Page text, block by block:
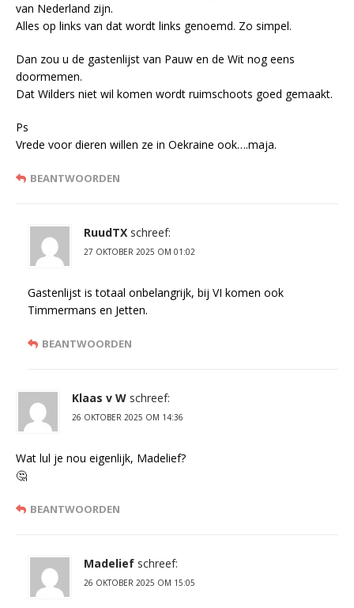
van Nederland zijn.
Alles op links van dat wordt links genoemd. Zo simpel.
Dan zou u de gastenlijst van Pauw en de Wit nog eens
doormemen.
Dat Wilders niet wil komen wordt ruimschoots goed gemaakt.
Ps
Vrede voor dieren willen ze in Oekraine ook….maja.
BEANTWOORDEN
RuudTX schreef:
27 OKTOBER 2025 OM 01:02
Gastenlijst is totaal onbelangrijk, bij VI komen ook
Timmermans en Jetten.
BEANTWOORDEN
Klaas v W schreef:
26 OKTOBER 2025 OM 14:36
Wat lul je nou eigenlijk, Madelief?
🤔
BEANTWOORDEN
Madelief schreef:
26 OKTOBER 2025 OM 15:05